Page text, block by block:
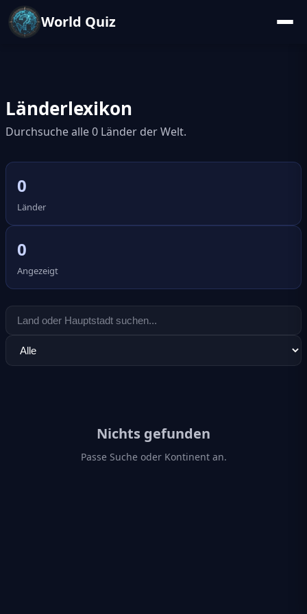
World Quiz
Länderlexikon
Durchsuche alle 0 Länder der Welt.
0
Länder
0
Angezeigt
Nichts gefunden
Passe Suche oder Kontinent an.